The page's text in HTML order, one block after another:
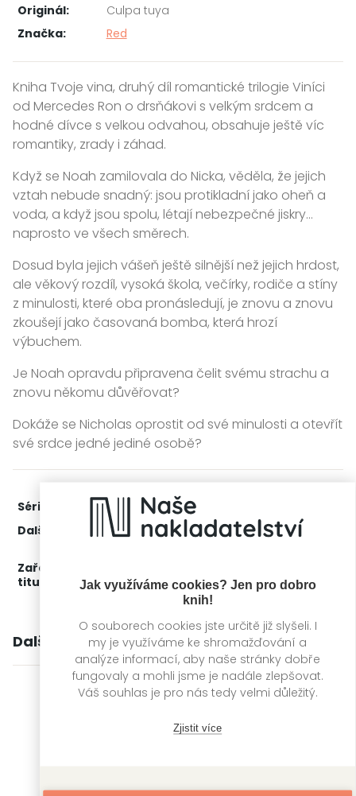
Jak využíváme cookies? Jen pro dobro
knih!
O souborech cookies jste určitě již slyšeli. I
my je využíváme ke shromažďování a
analýze informací, aby naše stránky dobře
fungovaly a mohli jsme je nadále zlepšovat.
Váš souhlas je pro nás tedy velmi důležitý.
Zjistit více
Originál:
Culpa tuya
Značka:
Red
Kniha Tvoje vina, druhý díl romantické trilogie Viníci
od Mercedes Ron o drsňákovi s velkým srdcem a
hodné dívce s velkou odvahou, obsahuje ještě víc
romantiky, zrady i záhad.
Když se Noah zamilovala do Nicka, věděla, že jejich
vztah nebude snadný: jsou protikladní jako oheň a
voda, a když jsou spolu, létají nebezpečné jiskry…
naprosto ve všech směrech.
Dosud byla jejich vášeň ještě silnější než jejich hrdost,
ale věkový rozdíl, vysoká škola, večírky, rodiče a stíny
z minulosti, které oba pronásledují, je znovu a znovu
zkoušejí jako časovaná bomba, která hrozí
výbuchem.
Je Noah opravdu připravena čelit svému strachu a
znovu někomu důvěřovat?
Dokáže se Nicholas oprostit od své minulosti a otevřít
své srdce jedné jediné osobě?
Série: Viníci
2. díl z 3
Další díly:
1.Moje vina
Zařažení
titulu:
Další knihy autora